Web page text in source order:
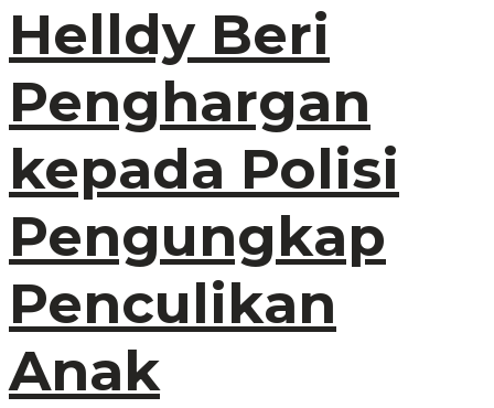
Helldy Beri
Penghargan
kepada Polisi
Pengungkap
Penculikan
Anak